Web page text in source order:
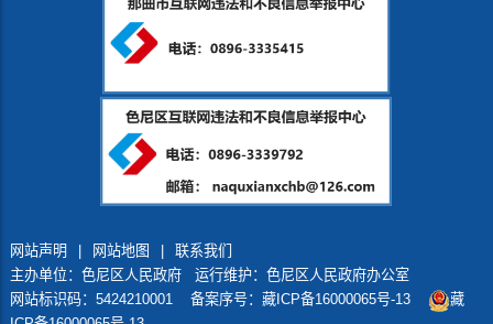
网站声明 网站地图
联系我们
主办单位：色尼区人民政府 运行维护：色尼区人民政府办公室
网站标识码：5424210001 备案序号：藏ICP备16000065号-13
藏